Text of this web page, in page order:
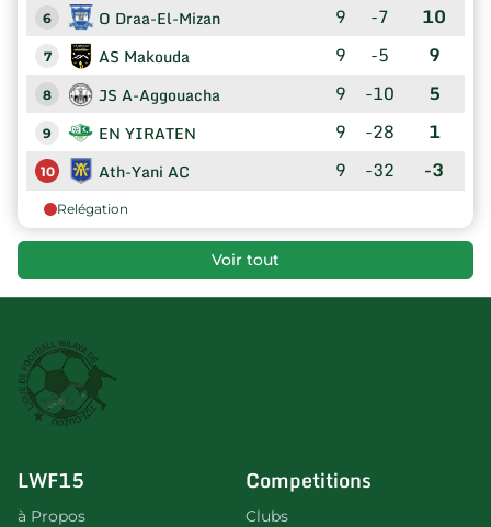
6 O Draa-El-Mizan 9 -7 10
7 AS Makouda 9 -5 9
8 JS A-Aggouacha 9 -10 5
9 EN YIRATEN 9 -28 1
10 Ath-Yani AC 9 -32 -3
Relégation
Voir tout
LWF15
à Propos
Competitions
Clubs